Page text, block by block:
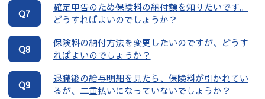
Q7
確定申告のため保険料の納付額を知りたいです。
どうすればよいのでしょうか？
Q8
保険料の納付方法を変更したいのですが、どうす
ればよいのでしょうか？
Q9
退職後の給与明細を見たら、保険料が引かれてい
るが、二重払いになっていないでしょうか？